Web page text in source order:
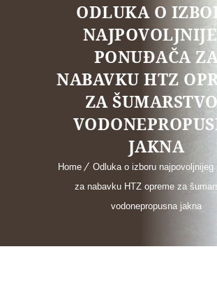
ODLUKA O
PONUĐAČA
NABAVKU HTZ
ZA
JAKNA
Home
Odluka o izboru najpovoljnijeg
za nabavku HTZ opreme za
vodonepropusna jakna